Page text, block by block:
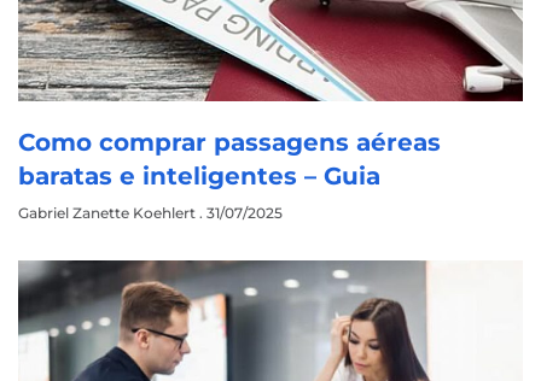
Como comprar passagens aéreas
baratas e inteligentes – Guia
Gabriel Zanette Koehlert 31/07/2025